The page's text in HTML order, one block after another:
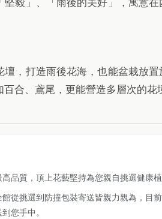
堅毅」、「雨後的美好」，寓意
壇，打造雨後花海，也能盆栽放
合、鳶尾，更能營造多層次的花
品質，頂上花藝堅持為您親自挑選健康
館從挑選到防撞包裝寄送皆親力親為，目
您手中。